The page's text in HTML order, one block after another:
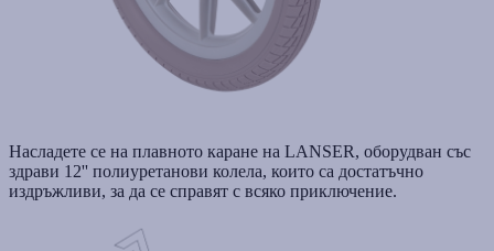
Насладете се на плавното каране на LANSER, оборудван със
здрави 12'' полиуретанови колела, които са достатъчно
издръжливи, за да се справят с всяко приключение.